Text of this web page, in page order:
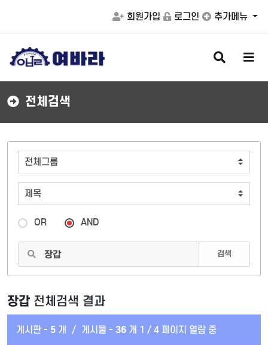
회원가입 로그인 추가메뉴
검
색
버
메
버
전체검색
OR AND
검색
장갑 전체검색 결과
게시판 - 5 개 / 게시물 - 36 개 1 / 4 페이지 열람 중